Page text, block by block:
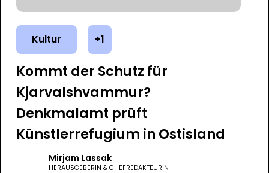
Kultur +1
Kommt der Schutz für
Kjarvalshvammur?
Denkmalamt prüft
Künstlerrefugium in Ostisland
Mirjam Lassak
HERAUSGEBERIN & CHEFREDAKTEURIN